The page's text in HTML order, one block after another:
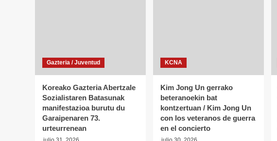
Gazteria / Juventud
Koreako Gazteria Abertzale
Sozialistaren Batasunak
manifestazioa burutu du
Garaipenaren 73.
urteurrenean
KCNA
Kim Jong Un gerrako
beteranoekin bat
kontzertuan / Kim Jong Un
con los veteranos de guerra
en el concierto